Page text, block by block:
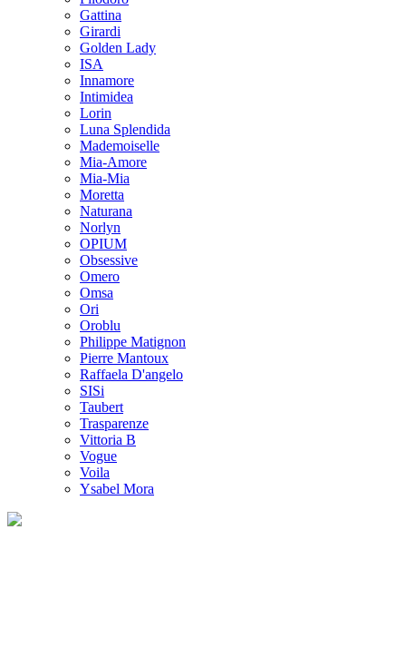
Gattina
Girardi
Golden Lady
ISA
Innamore
Intimidea
Lorin
Luna Splendida
Mademoiselle
Mia-Amore
Mia-Mia
Moretta
Naturana
Norlyn
OPIUM
Obsessive
Omero
Omsa
Ori
Oroblu
Philippe Matignon
Pierre Mantoux
Raffaela D'angelo
SISi
Taubert
Trasparenze
Vittoria B
Vogue
Voila
Ysabel Mora